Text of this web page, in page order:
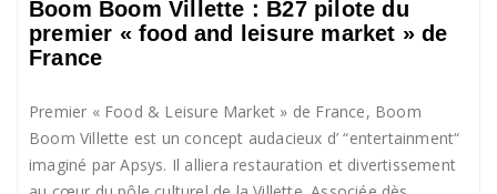
Boom Boom Villette : B27 pilote du
premier « food and leisure market » de
France
Premier « Food & Leisure Market » de France, Boom
Boom Villette est un concept audacieux d’ “entertainment“
imaginé par Apsys. Il alliera restauration et divertissement